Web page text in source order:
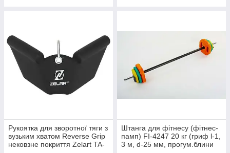
Рукоятка для зворотної тяги з
вузьким хватом Reverse Grip
нековзне покриття Zelart TA-
Штанга для фітнесу (фітнес-
памп) FI-4247 20 кг (гриф l-1,
3 м, d-25 мм, прогум.блини